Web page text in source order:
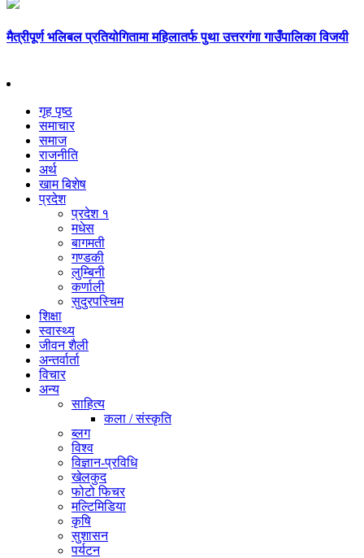
मैत्रीपूर्ण भलिबल प्रतियोगितामा महिलातर्फ पुथा उत्तरगंगा गाउँपालिका विजयी
गृह पृष्ठ
समाचार
समाज
राजनीति
अर्थ
खाम बिशेष
प्रदेश
प्रदेश १
मधेस
बागमती
गण्डकी
लुम्बिनी
कर्णाली
सुदुरपस्चिम
शिक्षा
स्वास्थ्य
जीवन शैली
अन्तर्वार्ता
विचार
अन्य
साहित्य
कला / संस्कृति
ब्लग
विश्व
विज्ञान-प्रविधि
खेलकुद
फोटो फिचर
मल्टिमिडिया
कृषि
सुशासन
पर्यटन